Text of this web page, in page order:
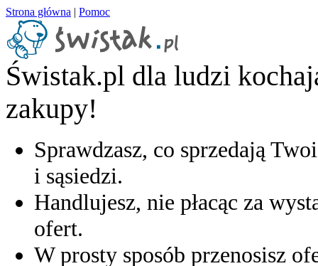
Strona główna | Pomoc
Świstak.pl dla ludzi
zakupy!
Sprawdzasz, co sprzedają
i sąsiedzi.
Handlujesz, nie płacąc za
ofert.
W prosty sposób przenosisz